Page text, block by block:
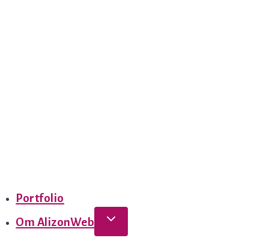
Portfolio
Om AlizonWeb